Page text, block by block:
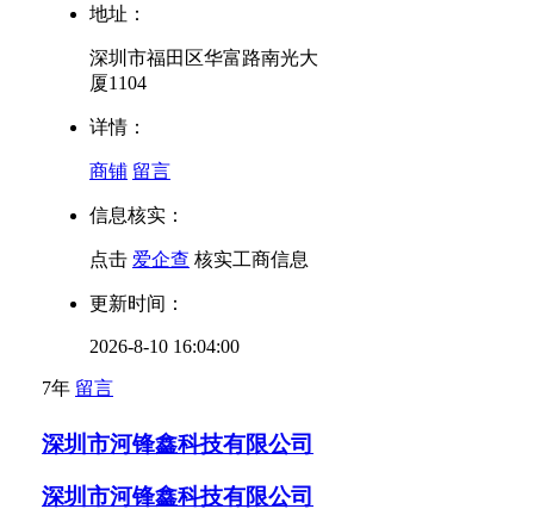
地址：
深圳市福田区华富路南光大
厦1104
详情：
商铺 留言
信息核实：
点击 爱企查 核实工商信息
更新时间：
2026-8-10 16:04:00
7年 留言
深圳市河锋鑫科技有限公司
深圳市河锋鑫科技有限公司